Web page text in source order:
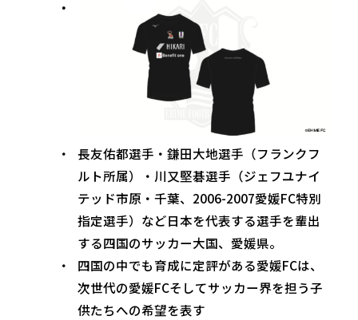
長友佑都選手・鎌田大地選手（フランクフ
ルト所属）・川又堅碁選手（ジェフユナイ
テッド市原・千葉、2006-2007愛媛FC特別
指定選手）など日本を代表する選手を輩出
する四国のサッカー大国、愛媛県。
四国の中でも育成に定評がある愛媛FCは、
次世代の愛媛FCそしてサッカー界を担う子
供たちへの希望を表す